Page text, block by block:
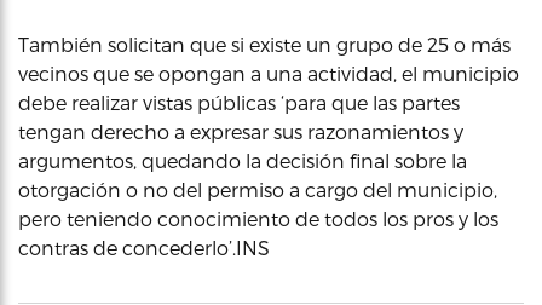
También solicitan que si existe un grupo de 25 o más
vecinos que se opongan a una actividad, el municipio
debe realizar vistas públicas ‘para que las partes
tengan derecho a expresar sus razonamientos y
argumentos, quedando la decisión final sobre la
otorgación o no del permiso a cargo del municipio,
pero teniendo conocimiento de todos los pros y los
contras de concederlo’.INS